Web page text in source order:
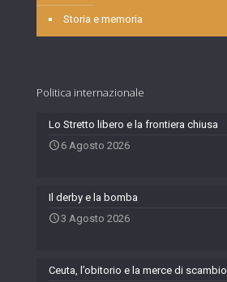
Storia e memoria
Politica internazionale
Lo Stretto libero e la frontiera chiusa
6 Agosto 2026
Il derby e la bomba
3 Agosto 2026
Ceuta, l’obitorio e la merce di scambio